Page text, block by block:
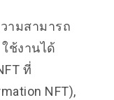
ามสามารถ
ช้งานได้
ที่
NFT),